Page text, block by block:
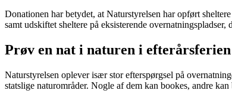
Donationen har betydet, at Naturstyrelsen har opført
samt udskiftet sheltere på eksisterende
Prøv en nat i naturen i efterårsferien
Naturstyrelsen oplever især stor efterspørgsel på
statslige naturområder. Nogle af dem kan bookes, andre